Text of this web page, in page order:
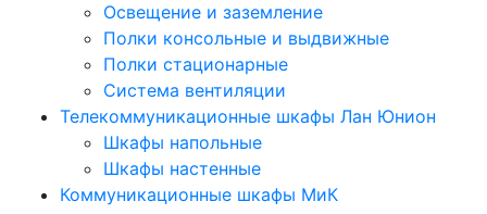
Освещение и заземление
Полки консольные и выдвижные
Полки стационарные
Система вентиляции
Телекоммуникационные шкафы Лан Юнион
Шкафы напольные
Шкафы настенные
Коммуникационные шкафы МиК